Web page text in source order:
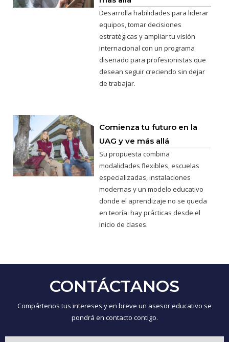
Desarrolla habilidades para liderar
equipos, tomar decisiones
estratégicas y ampliar tu visión
internacional con un programa
diseñado para profesionistas que
desean seguir creciendo sin dejar
de trabajar.
Comienza tu futuro en la
UAG y ve más allá
Su propuesta combina
modalidades flexibles, escuelas
especializadas, instalaciones
modernas y un modelo educativo
donde el aprendizaje no se queda
en teoría: hay prácticas desde el
inicio de clases.
CONTÁCTANOS
Compártenos tus intereses y en breve un asesor educativo se
pondrá en contacto contigo.